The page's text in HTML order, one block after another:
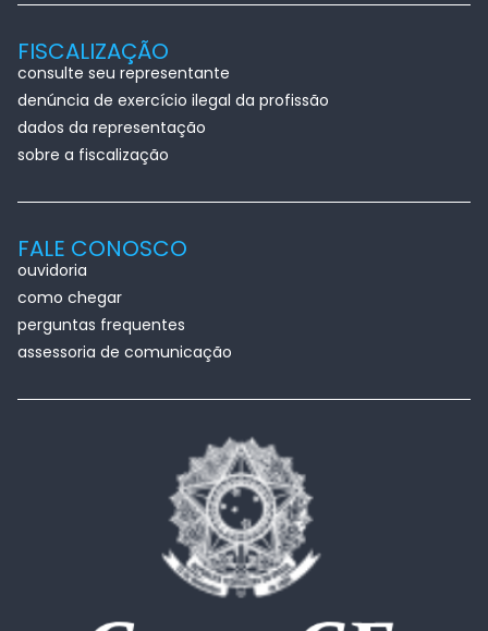
FISCALIZAÇÃO
consulte seu representante
denúncia de exercício ilegal da profissão
dados da representação
sobre a fiscalização
FALE CONOSCO
ouvidoria
como chegar
perguntas frequentes
assessoria de comunicação